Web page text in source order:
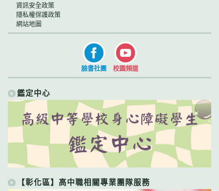
資訊安全政策
隱私權保護政策
網站地圖
臉書社團 校園頻道
鑑定中心
【彰化區】高中職相關專業團隊服務